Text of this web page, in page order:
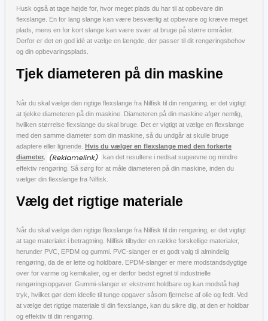
Husk også at tage højde for, hvor meget plads du har til at opbevare din
flexslange. En for lang slange kan være besværlig at opbevare og kræve meget
plads, mens en for kort slange kan være svær at bruge på større områder.
Derfor er det en god idé at vælge en længde, der passer til dit rengøringsbehov
og din opbevaringsplads.
Tjek diameteren på din maskine
Når du skal vælge den rigtige flexslange fra Nilfisk til din rengøring, er det vigtigt
at tjekke diameteren på din maskine. Diameteren på din maskine afgør nemlig,
hvilken størrelse flexslange du skal bruge. Det er vigtigt at vælge en flexslange
med den samme diameter som din maskine, så du undgår at skulle bruge
adaptere eller lignende. Hvis du vælger en flexslange med den forkerte
diameter,
kan det resultere i nedsat sugeevne og mindre
effektiv rengøring. Så sørg for at måle diameteren på din maskine, inden du
vælger din flexslange fra Nilfisk.
Vælg det rigtige materiale
Når du skal vælge den rigtige flexslange fra Nilfisk til din rengøring, er det vigtigt
at tage materialet i betragtning. Nilfisk tilbyder en række forskellige materialer,
herunder PVC, EPDM og gummi. PVC-slanger er et godt valg til almindelig
rengøring, da de er lette og holdbare. EPDM-slanger er mere modstandsdygtige
over for varme og kemikalier, og er derfor bedst egnet til industrielle
rengøringsopgaver. Gummi-slanger er ekstremt holdbare og kan modstå højt
tryk, hvilket gør dem ideelle til tunge opgaver såsom fjernelse af olie og fedt. Ved
at vælge det rigtige materiale til din flexslange, kan du sikre dig, at den er holdbar
og effektiv til din rengøring.